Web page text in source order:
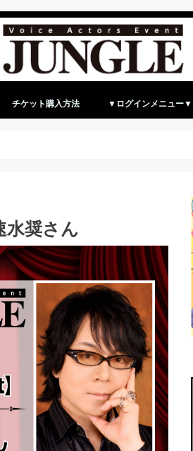
チケット購入方法 ▼ログインメニュー▼
奨さん